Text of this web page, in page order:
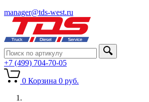
manager@tds-west.ru
+7 (499) 704-70-05
0 Корзина 0 руб.